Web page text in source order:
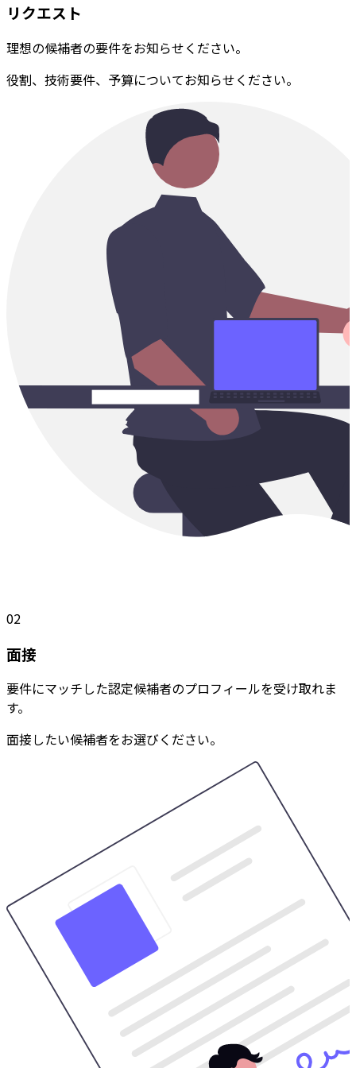
リクエスト
理想の候補者の要件をお知らせください。
役割、技術要件、予算についてお知らせください。
02
面接
要件にマッチした認定候補者のプロフィールを受け取れま
す。
面接したい候補者をお選びください。